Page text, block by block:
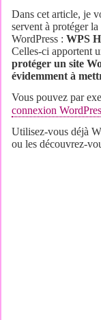
Dans cet article, je
servent à protéger
WordPress : WPS
Celles-ci apportent
protéger un site
évidemment à
Vous pouvez par
connexion
Utilisez-vous déjà
ou les découvrez-